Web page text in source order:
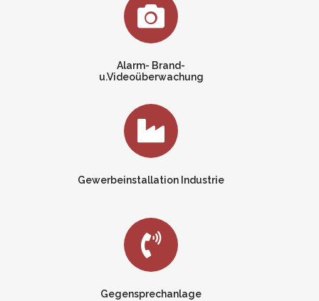
Alarm- Brand-
u.Videoüberwachung
Gewerbeinstallation Industrie
Gegensprechanlage